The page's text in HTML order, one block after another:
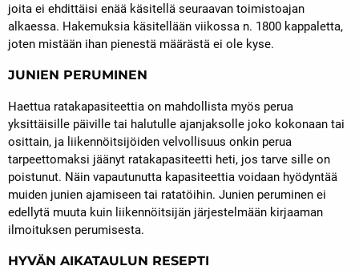
joita ei ehdittäisi enää käsitellä seuraavan toimistoajan
alkaessa. Hakemuksia käsitellään viikossa n. 1800 kappaletta,
joten mistään ihan pienestä määrästä ei ole kyse.
JUNIEN PERUMINEN
Haettua ratakapasiteettia on mahdollista myös perua
yksittäisille päiville tai halutulle ajanjaksolle joko kokonaan tai
osittain, ja liikennöitsijöiden velvollisuus onkin perua
tarpeettomaksi jäänyt ratakapasiteetti heti, jos tarve sille on
poistunut. Näin vapautunutta kapasiteettia voidaan hyödyntää
muiden junien ajamiseen tai ratatöihin. Junien peruminen ei
edellytä muuta kuin liikennöitsijän järjestelmään kirjaaman
ilmoituksen perumisesta.
HYVÄN AIKATAULUN RESEPTI